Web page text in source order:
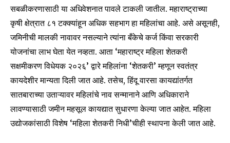
6,300 32,111
Followers
75
सबळीकरणासाठी या अधिवेशनात पावले टाकली जातील. महाराष्ट्राच्या
कृषी क्षेत्रात ८१ टक्क्यांहून अधिक सहभाग हा महिलांचा आहे. असे असूनही,
जमिनीची मालकी नावावर नसल्याने त्यांना बँकेचे कर्ज किंवा सरकारी
योजनांचा लाभ घेता येत नव्हता. आता ‘महाराष्ट्र महिला शेतकरी
सक्षमीकरण विधेयक २०२६’ द्वारे महिलांना ‘शेतकरी’ म्हणून स्वतंत्र
कायदेशीर मान्यता दिली जात आहे. तसेच, हिंदू वारसा कायद्यांतर्गत
सातबाराच्या उताऱ्यावर महिलांचे नाव सन्मानाने आणि अधिकाराने
लावण्यासाठी जमीन महसूल कायद्यात सुधारणा केल्या जात आहेत. महिला
उद्योजकांसाठी विशेष ‘महिला शेतकरी निधी’चीही स्थापना केली जात आहे.